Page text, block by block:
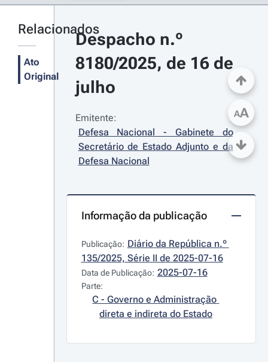
Relacionados
Ato
Original
Despacho n.º
8180/2025, de 16 de
julho
Emitente:
Defesa Nacional - Gabinete do
Secretário de Estado Adjunto e da
Defesa Nacional
Informação da publicação
Publicação: Diário da República n.º
135/2025, Série II de 2025-07-16
Data de Publicação: 2025-07-16
Parte:
C - Governo e Administração
direta e indireta do Estado
AA